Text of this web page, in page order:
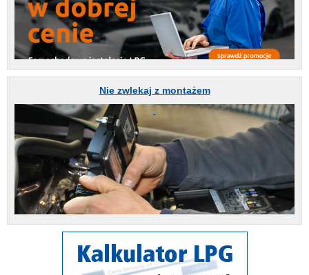
Nie zwlekaj z montażem